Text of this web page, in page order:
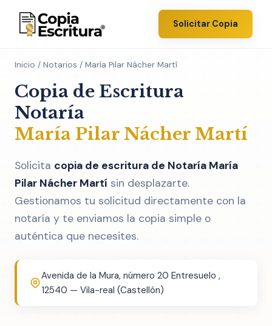
Solicitar Copia
Inicio / Notarios / María Pilar Nácher Martí
Copia de Escritura
Notaría
María Pilar Nácher Martí
Solicita copia de escritura de Notaría María
Pilar Nácher Martí sin desplazarte.
Gestionamos tu solicitud directamente con la
notaría y te enviamos la copia simple o
auténtica que necesites.
Avenida de la Mura, número 20 Entresuelo ,
12540 — Vila-real (Castellón)